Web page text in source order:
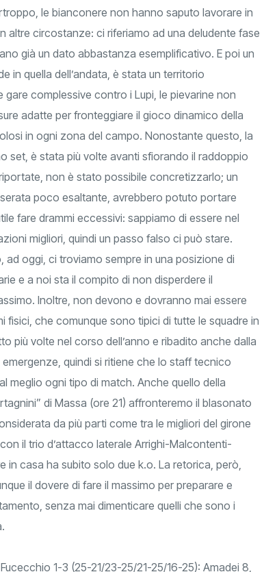
le bianconere non hanno saputo lavorare in
altre circostanze: ci riferiamo ad una deludente fase
già un dato abbastanza esemplificativo. E poi un
in quella dell’andata, è stata un territorio
complessive contro i Lupi, le pievarine non
adatte per fronteggiare il gioco dinamico della
in ogni zona del campo. Nonostante questo, la
set, è stata più volte avanti sfiorando il raddoppio
non è stato possibile concretizzarlo; un
poco esaltante, avrebbero potuto portare
fare drammi eccessivi: sappiamo di essere nel
migliori, quindi un passo falso ci può stare.
ad oggi, ci troviamo sempre in una posizione di
e a noi sta il compito di non disperdere il
Inoltre, non devono e dovranno mai essere
che comunque sono tipici di tutte le squadre in
più volte nel corso dell’anno e ribadito anche dalla
quindi si ritiene che lo staff tecnico
meglio ogni tipo di match. Anche quello della
di Massa (ore 21) affronteremo il blasonato
da più parti come tra le migliori del girone
il trio d’attacco laterale Arrighi-Malcontenti-
in casa ha subito solo due k.o. La retorica, però,
il dovere di fare il massimo per preparare e
senza mai dimenticare quelli che sono i
1-3 (25-21/23-25/21-25/16-25): Amadei 8,